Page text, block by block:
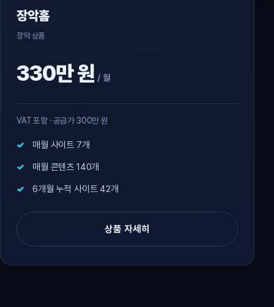
장악홈
장악 상품
330만 원 / 월
VAT 포함 · 공급가 300만 원
매월 사이트 7개
매월 콘텐츠 140개
6개월 누적 사이트 42개
상품 자세히